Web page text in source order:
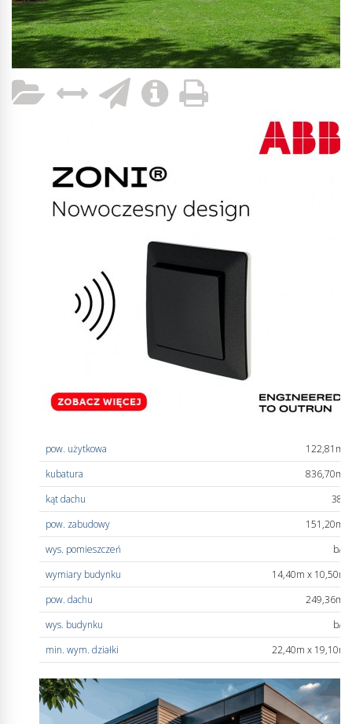
pow. użytkowa 122,81m
kubatura 836,70m
kąt dachu
38°
pow. zabudowy
151,20m
wys. pomieszczeń
b/d
wymiary budynku
14,40m x 10,50m
pow. dachu
249,36m
wys. budynku
b/d
min. wym. działki
22,40m x 19,10m